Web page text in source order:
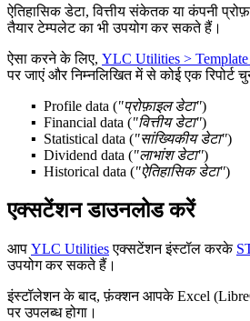
ऐतिहासिक डेटा, वित्तीय संकेतक या कंपनी
तैयार टेम्पलेट का भी उपयोग कर सकते हैं।
ऐसा करने के लिए, YLC Utilities > Template
पर जाएं और निम्नलिखित में से कोई एक रिपोर्ट
Profile data ("प्रोफ़ाइल डेटा")
Financial data ("वित्तीय डेटा")
Statistical data ("सांख्यिकीय डेटा")
Dividend data ("लाभांश डेटा")
Historical data ("ऐतिहासिक डेटा")
एक्सटेंशन डाउनलोड करें
आप YLC Utilitiesएक्सटेंशन इंस्टॉल करके
उपयोग कर सकते हैं।
इंस्टॉलेशन के बाद, फ़ंक्शन आपके Excel
पर उपलब्ध होगा।